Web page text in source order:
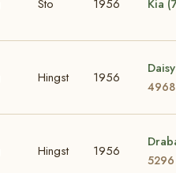
Sto 1956 Kia
Hingst 1956
4968
Hingst 1956
5296